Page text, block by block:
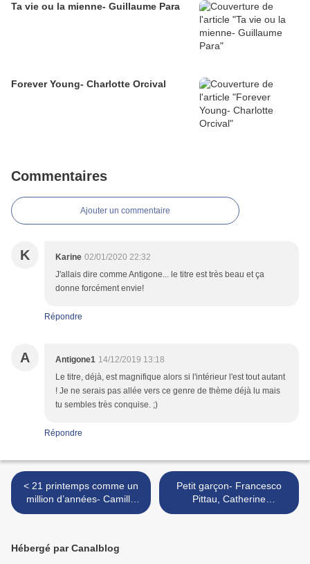
Ta vie ou la mienne- Guillaume Para
Forever Young- Charlotte Orcival
Commentaires
Ajouter un commentaire
K Karine 02/01/2020 22:32
J'allais dire comme Antigone... le titre est très beau et ça
donne forcément envie!
Répondre
A Antigone1 14/12/2019 13:18
Le titre, déjà, est magnifique alors si l'intérieur l'est tout autant
! Je ne serais pas allée vers ce genre de thème déjà lu mais
tu sembles très conquise. ;)
Répondre
< 21 printemps comme un
million d’années- Camille
Brissot
Petit garçon- Francesco
Pittau, Catherine
Chardonnay >
Hébergé par Canalblog